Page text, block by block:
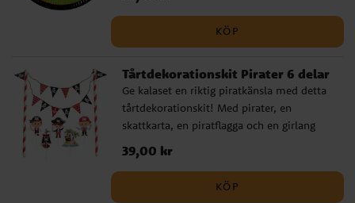
diameter.
KÖP
Tårtdekorationskit Pirater 6 delar
Ge kalaset en riktig piratkänsla med detta
tårtdekorationskit! Med pirater, en
skattkarta, en piratflagga och en girlang
blir tårtan en del av ett spännande
sjörövaräventyr. Girlangen är 20 cm hög,
medan tårtdekorationerna är mellan 5,5
och 12 cm – perfekt för små sjörövare som
Pris:39,00 kr
39,00 kr
KÖP